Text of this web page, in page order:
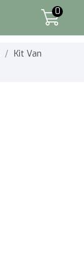
0
Kit Van